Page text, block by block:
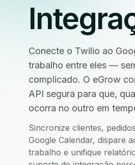
Conecte o Twilio ao
trabalho entre eles —
complicado. O eGrow
API segura para que,
ocorra no outro em
Sincronize clientes,
Google Calendar, dispare
trabalho e unifique